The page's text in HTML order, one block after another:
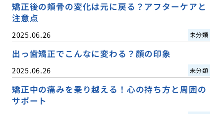
矯正後の頬骨の変化は元に戻る？アフターケアと
注意点
2025.06.26 未分類
出っ歯矯正でこんなに変わる？顔の印象
2025.06.26 未分類
矯正中の痛みを乗り越える！心の持ち方と周囲の
サポート